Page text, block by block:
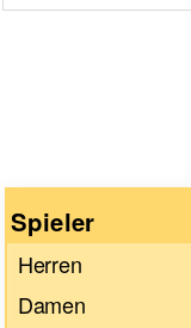
Spieler
Herren
Damen